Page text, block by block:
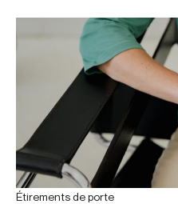
Étirements de porte